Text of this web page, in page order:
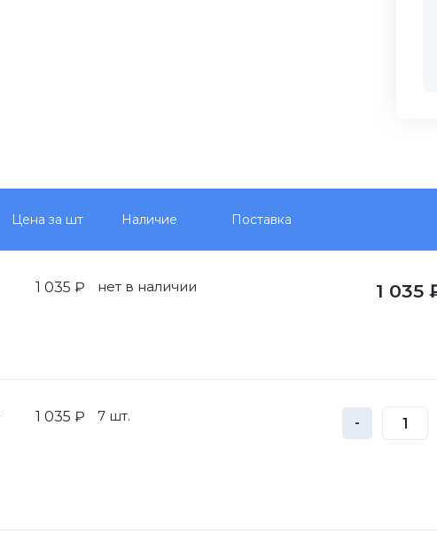
Цена за шт Наличие Поставка
1 035 ₽ нет в наличии 1 035
1 035 ₽ 7 шт. -